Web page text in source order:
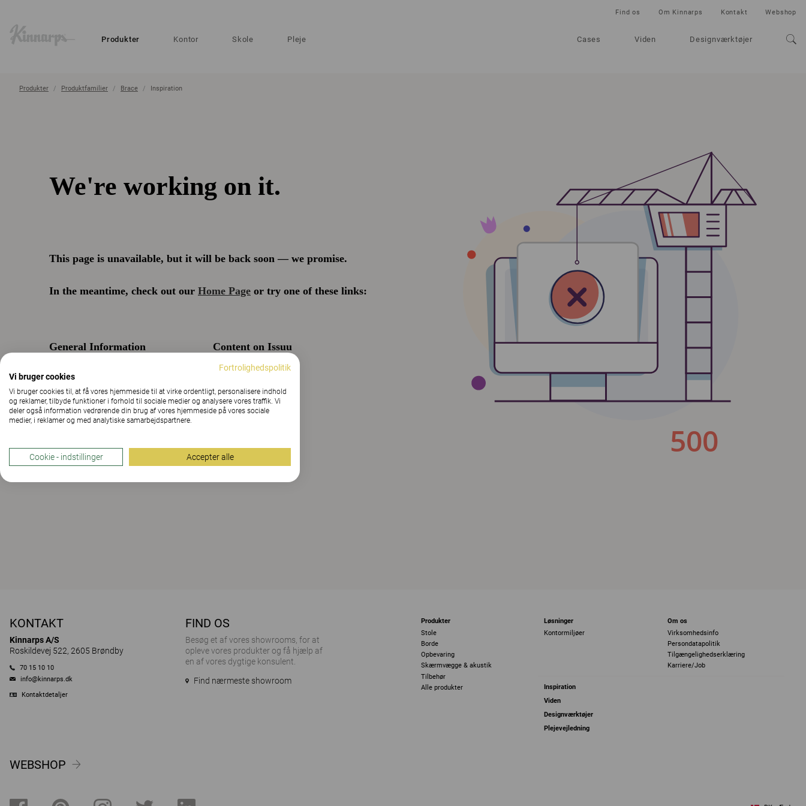
Produkter Kontor Skole Pleje Cases Viden Designværktøjer
Find os Om Kinnarps Kontakt Webshop
Produkter Produktfamilier Brace Inspiration
KONTAKT
Kinnarps A/S
Roskildevej 522, 2605 Brøndby
70 15 10 10
info@kinnarps.dk
Kontaktdetaljer
FIND OS
Besøg et af ​​vores showrooms, for at
opleve vores produkter og få hjælp af
en af vores dygtige konsulent.
Find nærmeste showroom
Produkter
Stole
Borde
Opbevaring
Skærmvægge & akustik
Tilbehør
Alle produkter
Løsninger
Kontormiljøer
Om os
Virksomhedsinfo
Persondatapolitik
Tilgængelighedserklæring
Karriere/Job
Inspiration
Viden
Designværktøjer
Plejevejledning
WEBSHOP
Fortrolighedspolitik
Vi bruger cookies
Vi bruger cookies til, at få vores hjemmeside til at virke ordentligt, personalisere indhold
og reklamer, tilbyde funktioner i forhold til sociale medier og analysere vores traffik. Vi
deler også information vedrørende din brug af vores hjemmeside på vores sociale
medier, i reklamer og med analytiske samarbejdspartnere.
Cookie - indstillinger Accepter alle